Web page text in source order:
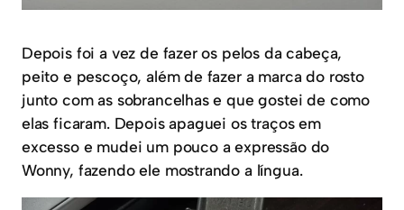
Depois foi a vez de fazer os pelos da cabeça,
peito e pescoço, além de fazer a marca do rosto
junto com as sobrancelhas e que gostei de como
elas ficaram. Depois apaguei os traços em
excesso e mudei um pouco a expressão do
Wonny, fazendo ele mostrando a língua.